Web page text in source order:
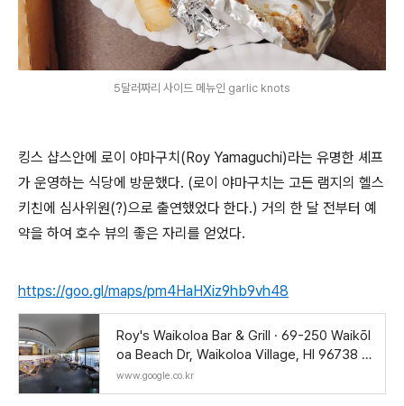
5달러짜리 사이드 메뉴인 garlic knots
킹스 샵스안에 로이 야마구치(Roy Yamaguchi)라는 유명한 셰프
가 운영하는 식당에 방문했다. (로이 야마구치는 고든 램지의 헬스
키친에 심사위원(?)으로 출연했었다 한다.) 거의 한 달 전부터 예
약을 하여 호수 뷰의 좋은 자리를 얻었다.
https://goo.gl/maps/pm4HaHXiz9hb9vh48
Roy's Waikoloa Bar & Grill · 69-250 Waikōl
oa Beach Dr, Waikoloa Village, HI 96738 미
국
www.google.co.kr